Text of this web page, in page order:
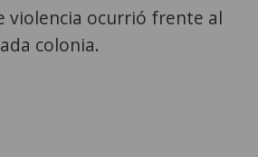
violencia ocurrió frente al
colonia.